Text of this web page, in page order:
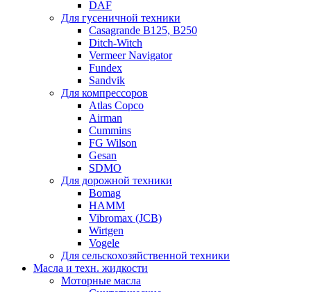
DAF
Для гусеничной техники
Casagrande B125, B250
Ditch-Witch
Vermeer Navigator
Fundex
Sandvik
Для компрессоров
Atlas Copco
Airman
Cummins
FG Wilson
Gesan
SDMO
Для дорожной техники
Bomag
HAMM
Vibromax (JCB)
Wirtgen
Vogele
Для сельскохозяйственной техники
Масла и техн. жидкости
Моторные масла